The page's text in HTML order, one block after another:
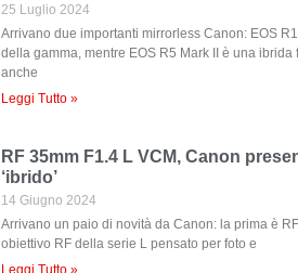
25 Luglio 2024
Arrivano due importanti mirrorless Canon: EOS
della gamma, mentre EOS R5 Mark II è una
anche
Leggi Tutto »
RF 35mm F1.4 L VCM, Canon
‘ibrido’
14 Giugno 2024
Arrivano un paio di novità da Canon: la prima è
obiettivo RF della serie L pensato per foto e
Leggi Tutto »